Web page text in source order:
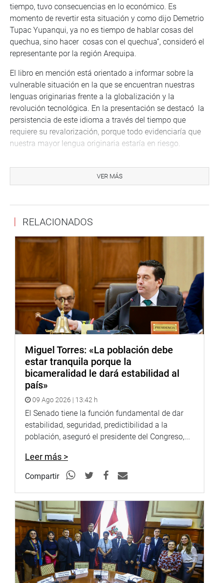
tiempo, tuvo consecuencias en lo económico. Es
momento de revertir esta situación y como dijo Demetrio
Tupac Yupanqui, ya no es tiempo de hablar cosas del
quechua, sino hacer cosas con el quechua”, consideró el
representante por la región Arequipa.
El libro en mención está orientado a informar sobre la
vulnerable situación en la que se encuentran nuestras
lenguas originarias frente a la globalización y la
revolución tecnológica. En la presentación se destacó la
persistencia de este idioma a través del tiempo que
requiere su revalorización, porque todo evidenciaría que
nuestra mayor lengua originaria estaría en riesgo.
respuesta para la defensa de este idioma, superan las
capacidades financieras y estratégicas del Estado
recoge una serie de avances y experiencias desarrolladas
propósito de su revalorización social.
En la presentación también participó el autor del libro, el
ex senador José Linares Gallo, el traductor Demetrio
Tupac Yupanqui; el especialista Nicanor Loayza; el
presidente del CONAPAFA, Gregorio Durand, entre otros
invitados quienes hicieron llegar sus aportes y puntos de
vista sobre la publicación del libro denominado:
“Alfabetización Digital en Quechua”. (FAA)
PRENSA CONGRESO
VER MÁS
RELACIONADOS
Miguel Torres: «La población debe
estar tranquila porque la
bicameralidad le dará estabilidad al
país»
09 Ago 2026 | 13:42 h
El Senado tiene la función fundamental de dar
estabilidad, seguridad, predictibilidad a la
población, aseguró el presidente del Congreso,...
Leer más >
Compartir